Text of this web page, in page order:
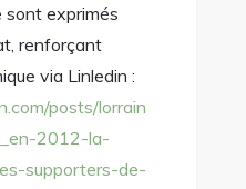
sont exprimés
renforçant
via Linledin :
posts/lorrain
2012-la-
supporters-de-